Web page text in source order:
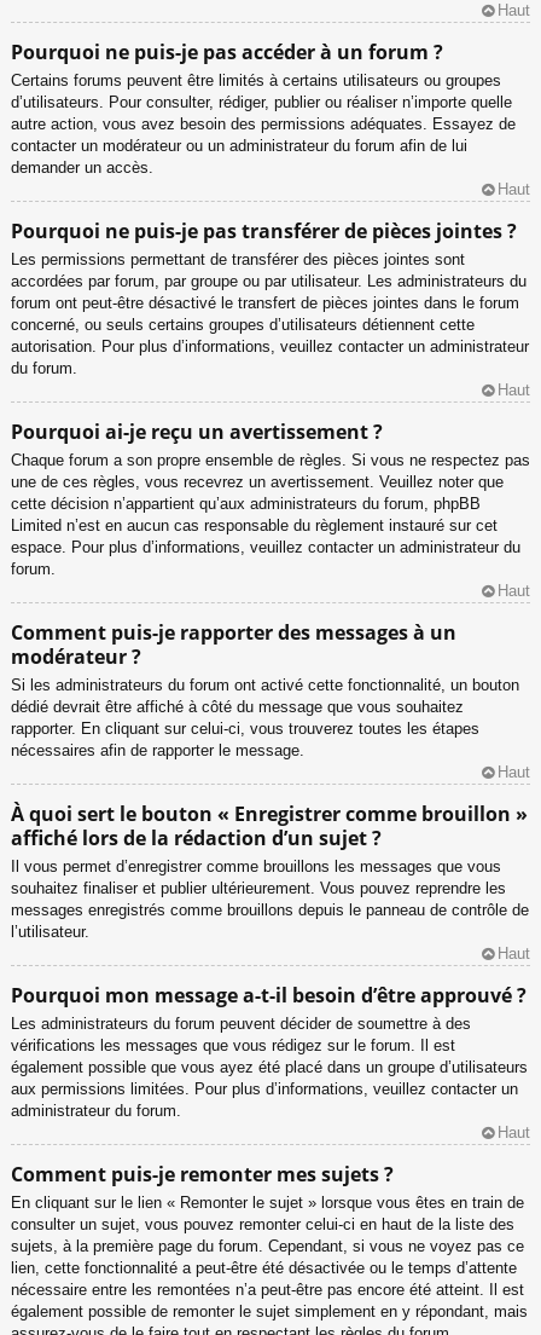
Haut
Pourquoi ne puis-je pas accéder à un forum ?
Certains forums peuvent être limités à certains utilisateurs ou groupes
d’utilisateurs. Pour consulter, rédiger, publier ou réaliser n’importe quelle
autre action, vous avez besoin des permissions adéquates. Essayez de
contacter un modérateur ou un administrateur du forum afin de lui
demander un accès.
Haut
Pourquoi ne puis-je pas transférer de pièces jointes ?
Les permissions permettant de transférer des pièces jointes sont
accordées par forum, par groupe ou par utilisateur. Les administrateurs du
forum ont peut-être désactivé le transfert de pièces jointes dans le forum
concerné, ou seuls certains groupes d’utilisateurs détiennent cette
autorisation. Pour plus d’informations, veuillez contacter un administrateur
du forum.
Haut
Pourquoi ai-je reçu un avertissement ?
Chaque forum a son propre ensemble de règles. Si vous ne respectez pas
une de ces règles, vous recevrez un avertissement. Veuillez noter que
cette décision n’appartient qu’aux administrateurs du forum, phpBB
Limited n’est en aucun cas responsable du règlement instauré sur cet
espace. Pour plus d’informations, veuillez contacter un administrateur du
forum.
Haut
Comment puis-je rapporter des messages à un
modérateur ?
Si les administrateurs du forum ont activé cette fonctionnalité, un bouton
dédié devrait être affiché à côté du message que vous souhaitez
rapporter. En cliquant sur celui-ci, vous trouverez toutes les étapes
nécessaires afin de rapporter le message.
Haut
À quoi sert le bouton « Enregistrer comme brouillon »
affiché lors de la rédaction d’un sujet ?
Il vous permet d’enregistrer comme brouillons les messages que vous
souhaitez finaliser et publier ultérieurement. Vous pouvez reprendre les
messages enregistrés comme brouillons depuis le panneau de contrôle de
l’utilisateur.
Haut
Pourquoi mon message a-t-il besoin d’être approuvé ?
Les administrateurs du forum peuvent décider de soumettre à des
vérifications les messages que vous rédigez sur le forum. Il est
également possible que vous ayez été placé dans un groupe d’utilisateurs
aux permissions limitées. Pour plus d’informations, veuillez contacter un
administrateur du forum.
Haut
Comment puis-je remonter mes sujets ?
En cliquant sur le lien « Remonter le sujet » lorsque vous êtes en train de
consulter un sujet, vous pouvez remonter celui-ci en haut de la liste des
sujets, à la première page du forum. Cependant, si vous ne voyez pas ce
lien, cette fonctionnalité a peut-être été désactivée ou le temps d’attente
nécessaire entre les remontées n’a peut-être pas encore été atteint. Il est
également possible de remonter le sujet simplement en y répondant, mais